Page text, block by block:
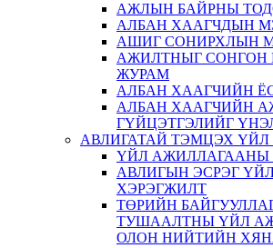
АЖЛЫН БАЙРНЫ
АЛБАН ХААГЧДЫН
АШИГ СОНИРХЛЫН
АЖИЛТНЫГ СОНГОН
ЖУРАМ
АЛБАН ХААГЧИЙН
АЛБАН ХААГЧИЙН
ГҮЙЦЭТГЭЛИЙГ
АВЛИГАТАЙ ТЭМЦЭХ
ҮЙЛ АЖИЛЛАГААНЫ
АВЛИГЫН ЭСРЭГ
ХЭРЭГЖИЛТ
ТӨРИЙН
ТУШААЛТНЫ ҮЙЛ
ОЛОН НИЙТИЙН